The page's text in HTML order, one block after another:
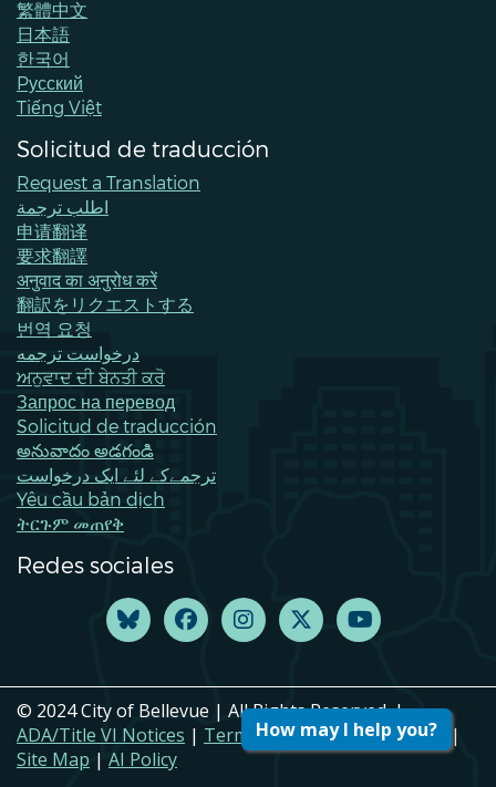
How may I help you?
繁體中文
日本語
한국어
Pусский
Tiếng Việt
Solicitud de traducción
Request a Translation
اطلب ترجمة
申请翻译
要求翻譯
अनुवाद का अनुरोध करें
翻訳をリクエストする
번역 요청
درخواست ترجمه
ਅਨੁਵਾਦ ਦੀ ਬੇਨਤੀ ਕਰੋ
Запрос на перевод
Solicitud de traducción
అనువాదం అడగండి
ترجمےکے لئے ایک درخواست
Yêu cầu bản dịch
ትርጉም መጠየቅ
Redes sociales
© 2024 City of Bellevue | All Rights Reserved. |
ADA/Title VI Notices | Terms of Use|Privacy Policy
|
Site Map | AI Policy